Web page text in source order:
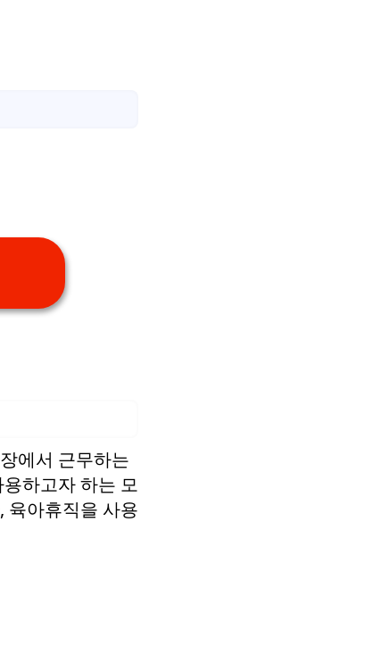
에서 근무하는
하고자 하는 모
육아휴직을 사용